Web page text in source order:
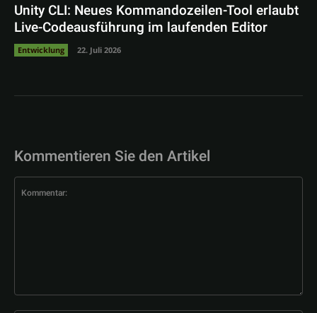
Unity CLI: Neues Kommandozeilen-Tool erlaubt
Live-Codeausführung im laufenden Editor
Entwicklung 22. Juli 2026
Kommentieren Sie den Artikel